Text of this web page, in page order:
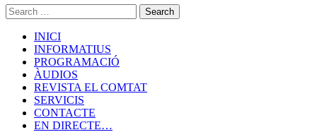
INICI
INFORMATIUS
PROGRAMACIÓ
ÀUDIOS
REVISTA EL COMTAT
SERVICIS
CONTACTE
EN DIRECTE…